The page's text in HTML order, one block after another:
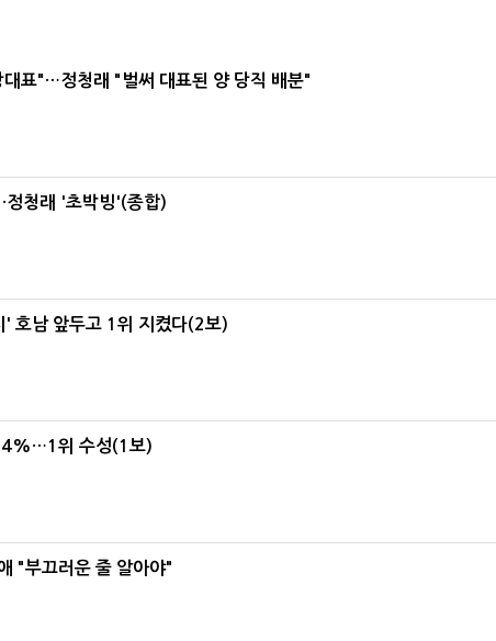
표"…정청래 "벌써 대표된 양 당직 배분"
청래 '초박빙'(종합)
남 앞두고 1위 지켰다(2보)
위 수성(1보)
"부끄러운 줄 알아야"